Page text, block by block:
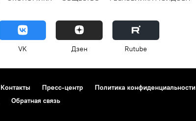
VK Дзен Rutube
Контакты Пресс-центр Политика конфиденциальности
Обратная связь